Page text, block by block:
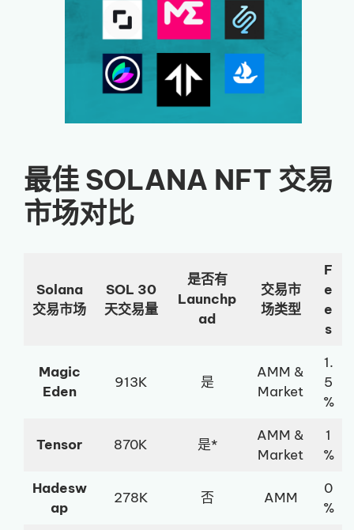
最佳 SOLANA NFT 交易
市场对比
Solana
交易市场
SOL 30
天交易量
是否有
Launchp
ad
交易市
场类型
F
e
e
s
Magic
Eden
913K 是
AMM &
Market
1.
5
%
Tensor 870K 是*
AMM &
Market
1
%
Hadesw
ap
278K 否 AMM
0
%